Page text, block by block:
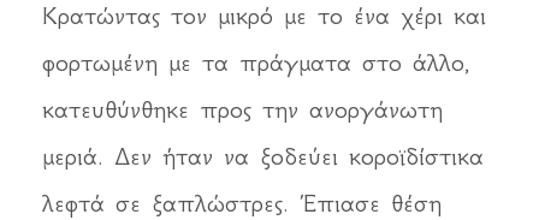
Κρατώντας τον μικρό με το ένα χέρι και
φορτωμένη με τα πράγματα στο άλλο,
κατευθύνθηκε προς την ανοργάνωτη
μεριά. Δεν ήταν να ξοδεύει κοροϊδίστικα
λεφτά σε ξαπλώστρες. Έπιασε θέση